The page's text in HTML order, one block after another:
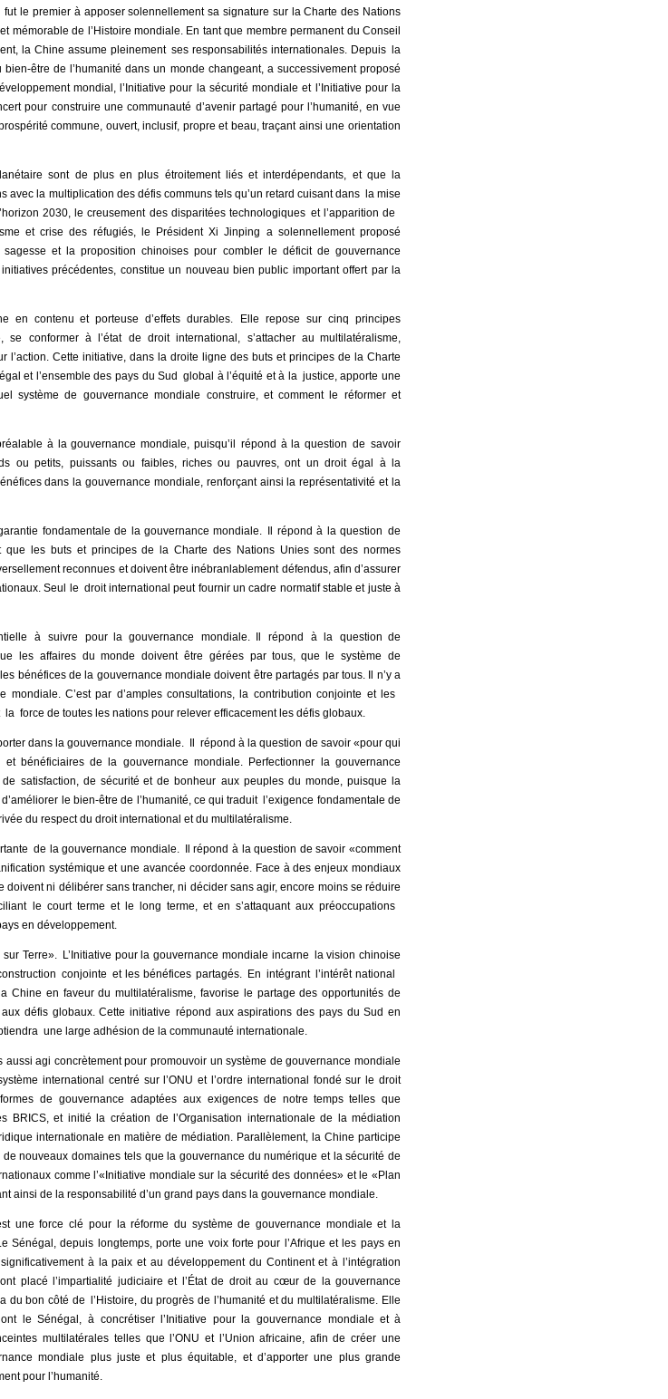
le premier à apposer solennellement sa signature sur la Charte des Nations
mémorable de l’Histoire mondiale. En tant que membre permanent du Conseil
la Chine assume pleinement ses responsabilités internationales. Depuis la
être de l’humanité dans un monde changeant, a successivement proposé
mondial, l’Initiative pour la sécurité mondiale et l’Initiative pour la
pour construire une communauté d’avenir partagé pour l’humanité, en vue
commune, ouvert, inclusif, propre et beau, traçant ainsi une orientation
sont de plus en plus étroitement liés et interdépendants, et que la
la multiplication des défis communs tels qu’un retard cuisant dans la mise
2030, le creusement des disparitées technologiques et l’apparition de
et crise des réfugiés, le Président Xi Jinping a solennellement proposé
et la proposition chinoises pour combler le déficit de gouvernance
précédentes, constitue un nouveau bien public important offert par la
en contenu et porteuse d’effets durables. Elle repose sur cinq principes
conformer à l’état de droit international, s’attacher au multilatéralisme,
l’action. Cette initiative, dans la droite ligne des buts et principes de la Charte
et l’ensemble des pays du Sud global à l’équité et à la justice, apporte une
système de gouvernance mondiale construire, et comment le réformer et
à la gouvernance mondiale, puisqu’il répond à la question de savoir
ou petits, puissants ou faibles, riches ou pauvres, ont un droit égal à la
dans la gouvernance mondiale, renforçant ainsi la représentativité et la
fondamentale de la gouvernance mondiale. Il répond à la question de
les buts et principes de la Charte des Nations Unies sont des normes
reconnues et doivent être inébranlablement défendus, afin d’assurer
Seul le droit international peut fournir un cadre normatif stable et juste à
à suivre pour la gouvernance mondiale. Il répond à la question de
les affaires du monde doivent être gérées par tous, que le système de
bénéfices de la gouvernance mondiale doivent être partagés par tous. Il n’y a
C’est par d’amples consultations, la contribution conjointe et les
force de toutes les nations pour relever efficacement les défis globaux.
dans la gouvernance mondiale. Il répond à la question de savoir «pour qui
bénéficiaires de la gouvernance mondiale. Perfectionner la gouvernance
satisfaction, de sécurité et de bonheur aux peuples du monde, puisque la
le bien-être de l’humanité, ce qui traduit l’exigence fondamentale de
du respect du droit international et du multilatéralisme.
de la gouvernance mondiale. Il répond à la question de savoir «comment
systémique et une avancée coordonnée. Face à des enjeux mondiaux
ni délibérer sans trancher, ni décider sans agir, encore moins se réduire
le court terme et le long terme, et en s’attaquant aux préoccupations
en développement.
Terre». L’Initiative pour la gouvernance mondiale incarne la vision chinoise
conjointe et les bénéfices partagés. En intégrant l’intérêt national
Chine en faveur du multilatéralisme, favorise le partage des opportunités de
défis globaux. Cette initiative répond aux aspirations des pays du Sud en
une large adhésion de la communauté internationale.
agi concrètement pour promouvoir un système de gouvernance mondiale
international centré sur l’ONU et l’ordre international fondé sur le droit
de gouvernance adaptées aux exigences de notre temps telles que
BRICS, et initié la création de l’Organisation internationale de la médiation
internationale en matière de médiation. Parallèlement, la Chine participe
nouveaux domaines tels que la gouvernance du numérique et la sécurité de
comme l’«Initiative mondiale sur la sécurité des données» et le «Plan
ainsi de la responsabilité d’un grand pays dans la gouvernance mondiale.
une force clé pour la réforme du système de gouvernance mondiale et la
Sénégal, depuis longtemps, porte une voix forte pour l’Afrique et les pays en
à la paix et au développement du Continent et à l’intégration
placé l’impartialité judiciaire et l’État de droit au cœur de la gouvernance
bon côté de l’Histoire, du progrès de l’humanité et du multilatéralisme. Elle
le Sénégal, à concrétiser l’Initiative pour la gouvernance mondiale et à
multilatérales telles que l’ONU et l’Union africaine, afin de créer une
mondiale plus juste et plus équitable, et d’apporter une plus grande
pour l’humanité.